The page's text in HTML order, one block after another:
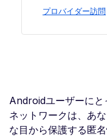
プロバイダー訪問
Androidユーザーにと
ネットワークは、あ
な目から保護する匿